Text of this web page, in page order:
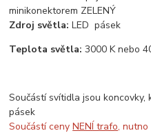
minikonektorem ZELENÝ
Zdroj světla:LED pásek
Teplota světla:3000 K nebo
Součástí svítidla jsou koncovky,
pásek
Součástí cenyNENÍ trafo, nutno